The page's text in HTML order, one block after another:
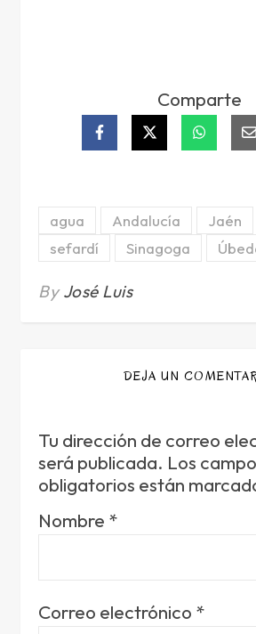
Comparte
agua Andalucía Jaén
sefardí
Sinagoga
ByJosé Luis
DEJA UN
Tu dirección de correo
será publicada. Los
obligatorios están
Nombre *
Correo electrónico *